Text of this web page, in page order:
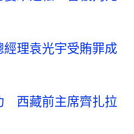
理袁光宇受賄罪成
西藏前主席齊扎拉